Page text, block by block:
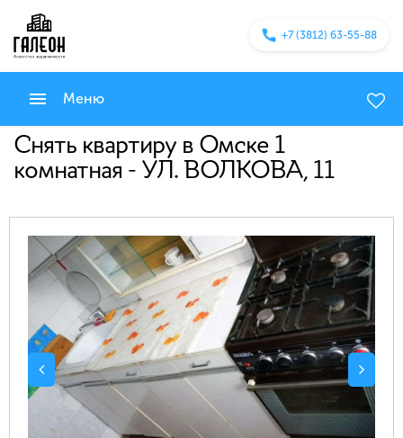
+7 (3812) 63-55-88
Меню
Снять квартиру в Омске 1
комнатная - УЛ. ВОЛКОВА, 11